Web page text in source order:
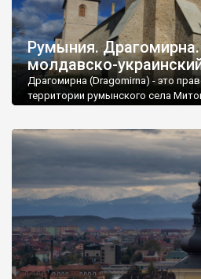
Румыния.
молдавско-
Драгомирна (Dragomirna) - это
территории румынского села